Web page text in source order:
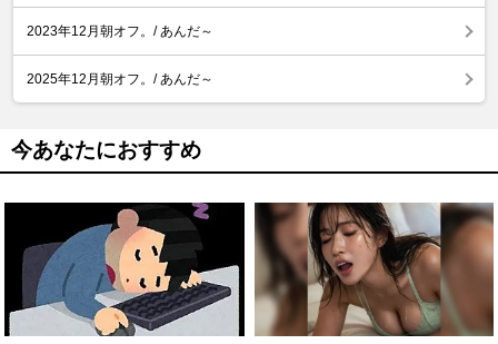
2023年12月朝オフ。/ あんだ～
2025年12月朝オフ。/ あんだ～
今あなたにおすすめ